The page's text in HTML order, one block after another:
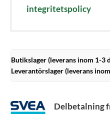
integritetspolicy
Butikslager (leverans inom 1-3
Leverantörslager (leverans
Delbetalning